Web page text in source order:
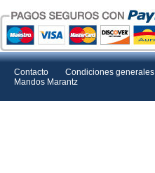
Contacto Condiciones generales
Mandos Marantz